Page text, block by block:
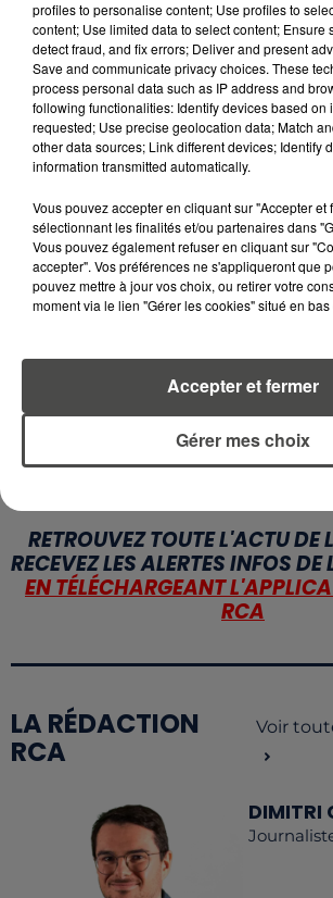
MÉGOTS ET FEUX
INDUSTRIELS DU
TAXÉS...
6 août 2026
CANICULE :
BOUTEILLES D'EAU
DISPARAISSENT
5 août 2026
MANGER
PLUS CHER QU'IL Y
ALERTE L’ONU
QUELLES SONT
OFFRENT LE
RETROUVEZ TOUTE L'ACTU DE
RECEVEZ LES ALERTES INFOS
EN TÉLÉCHARGEANT
RCA
LA RÉDACTION
RCA
Voir
DIMITRI
profiles to personalise content; Use profiles to
content; Use limited data to select content; Ensure
detect fraud, and fix errors; Deliver and present
Save and communicate privacy choices. These
process personal data such as IP address and
following functionalities: Identify devices based on
requested; Use precise geolocation data; Match
other data sources; Link different devices; Identify
information transmitted automatically.
Vous pouvez accepter en cliquant sur "Accepter et
sélectionnant les finalités et/ou partenaires dans
Vous pouvez également refuser en cliquant sur
accepter". Vos préférences ne s'appliqueront que
pouvez mettre à jour vos choix, ou retirer votre
moment via le lien "Gérer les cookies" situé en
Gérer mes choix
Accepter et fermer